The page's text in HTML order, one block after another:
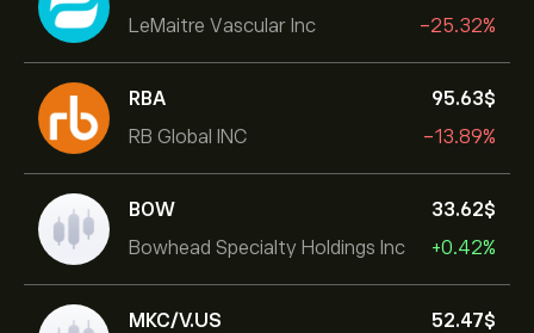
LeMaitre Vascular Inc
-25.32%
RBA
RB Global INC
95.63‎$‎
-13.89%
BOW
Bowhead Specialty Holdings Inc
33.62‎$‎
+0.42%
MKC/V.US
52.47‎$‎